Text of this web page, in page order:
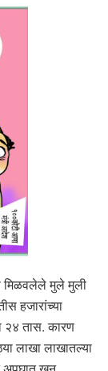
मिळवलेले मुले मुली
हजारांच्या
२४ तास. कारण
लाखा लाखातल्या